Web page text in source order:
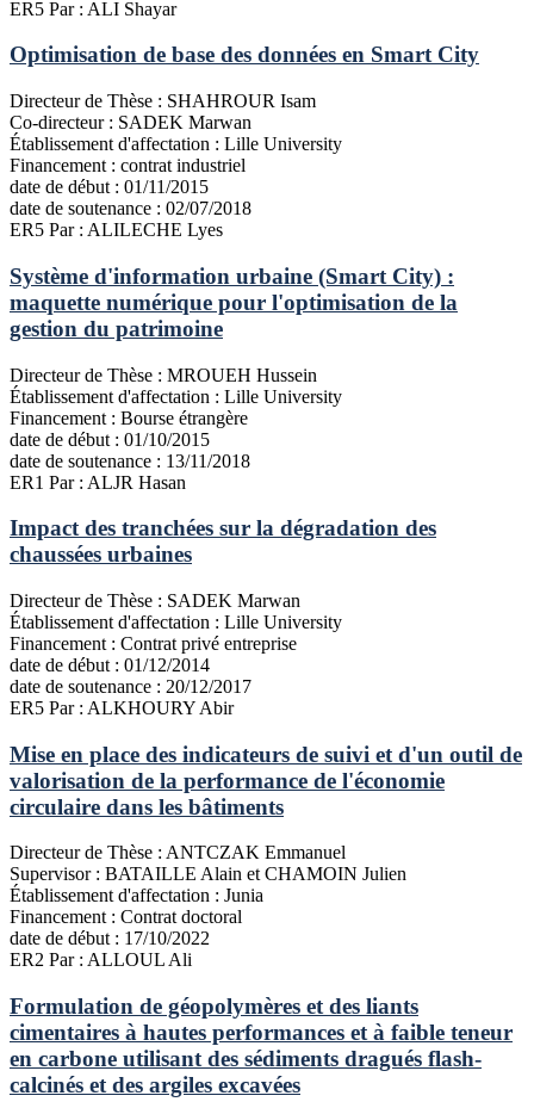
ER5 Par : ALI Shayar
Optimisation de base des données en Smart City
Directeur de Thèse : SHAHROUR Isam
Co-directeur : SADEK Marwan
Établissement d'affectation : Lille University
Financement : contrat industriel
date de début : 01/11/2015
date de soutenance : 02/07/2018
ER5 Par : ALILECHE Lyes
Système d'information urbaine (Smart City) :
maquette numérique pour l'optimisation de la
gestion du patrimoine
Directeur de Thèse : MROUEH Hussein
Établissement d'affectation : Lille University
Financement : Bourse étrangère
date de début : 01/10/2015
date de soutenance : 13/11/2018
ER1 Par : ALJR Hasan
Impact des tranchées sur la dégradation des
chaussées urbaines
Directeur de Thèse : SADEK Marwan
Établissement d'affectation : Lille University
Financement : Contrat privé entreprise
date de début : 01/12/2014
date de soutenance : 20/12/2017
ER5 Par : ALKHOURY Abir
Mise en place des indicateurs de suivi et d'un outil de
valorisation de la performance de l'économie
circulaire dans les bâtiments
Directeur de Thèse : ANTCZAK Emmanuel
Supervisor : BATAILLE Alain et CHAMOIN Julien
Établissement d'affectation : Junia
Financement : Contrat doctoral
date de début : 17/10/2022
ER2 Par : ALLOUL Ali
Formulation de géopolymères et des liants
cimentaires à hautes performances et à faible teneur
en carbone utilisant des sédiments dragués flash-
calcinés et des argiles excavées